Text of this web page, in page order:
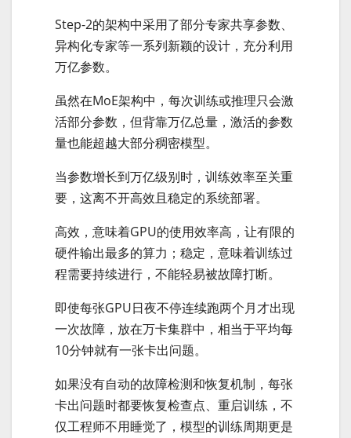
Step-2的架构中采用了部分专家共享参数、
异构化专家等一系列新颖的设计，充分利用
万亿参数。
虽然在MoE架构中，每次训练或推理只会激
活部分参数，但背靠万亿总量，激活的参数
量也能超越大部分稠密模型。
当参数增长到万亿级别时，训练效率至关重
要，这离不开高效且稳定的系统部署。
高效，意味着GPU的使用效率高，让有限的
硬件输出最多的算力；稳定，意味着训练过
程需要持续进行，不能轻易被故障打断。
即使每张GPU日夜不停连续跑两个月才出现
一次故障，放在万卡集群中，相当于平均每
10分钟就有一张卡出问题。
如果没有自动的故障检测和恢复机制，每张
卡出问题时都要恢复检查点、重启训练，不
仅工程师不用睡觉了，模型的训练周期更是